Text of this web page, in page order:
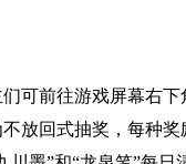
可前往游戏屏幕右下
放回式抽奖，每种奖